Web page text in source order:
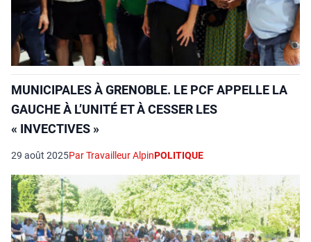
MUNICIPALES À GRENOBLE. LE PCF APPELLE LA
GAUCHE À L’UNITÉ ET À CESSER LES
« INVECTIVES »
29 août 2025Par Travailleur AlpinPOLITIQUE